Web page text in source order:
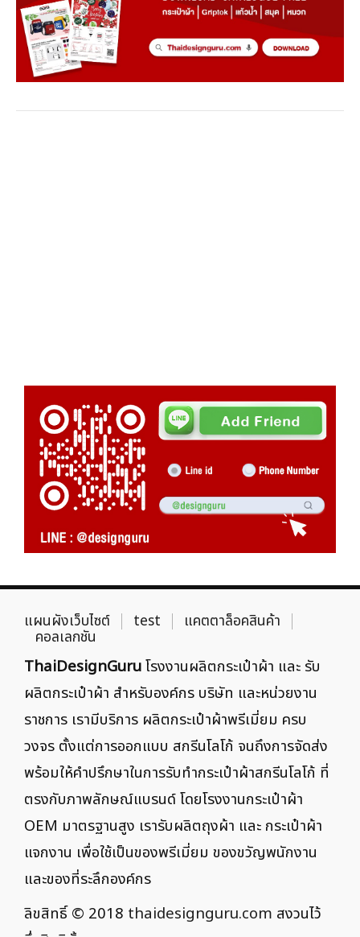
แผนผังเว็บไซต์ test แคตตาล็อคสินค้า
คอลเลกชัน
ThaiDesignGuruโรงงานผลิตกระเป๋าผ้า และ รับ
ผลิตกระเป๋าผ้า สำหรับองค์กร บริษัท และหน่วยงาน
ราชการ เรามีบริการ ผลิตกระเป๋าผ้าพรีเมี่ยม ครบ
วงจร ตั้งแต่การออกแบบ สกรีนโลโก้ จนถึงการจัดส่ง
พร้อมให้คำปรึกษาในการรับทำกระเป๋าผ้าสกรีนโลโก้ ที่
ตรงกับภาพลักษณ์แบรนด์ โดยโรงงานกระเป๋าผ้า
OEM มาตรฐานสูง เรารับผลิตถุงผ้า และ กระเป๋าผ้า
แจกงาน เพื่อใช้เป็นของพรีเมี่ยม ของขวัญพนักงาน
และของที่ระลึกองค์กร
ลิขสิทธิ์ © 2018 thaidesignguru.com สงวนไว้